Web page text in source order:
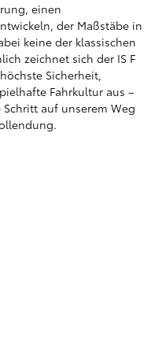
einen
der Maßstäbe in
keine der klassischen
zeichnet sich der IS F
Sicherheit,
Fahrkultur aus –
auf unserem Weg